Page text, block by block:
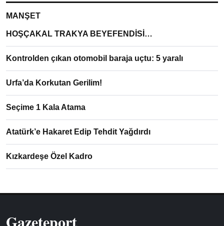
MANŞET
HOŞÇAKAL TRAKYA BEYEFENDİSİ…
Kontrolden çıkan otomobil baraja uçtu: 5 yaralı
Urfa’da Korkutan Gerilim!
Seçime 1 Kala Atama
Atatürk’e Hakaret Edip Tehdit Yağdırdı
Kızkardeşe Özel Kadro
Gazeteport